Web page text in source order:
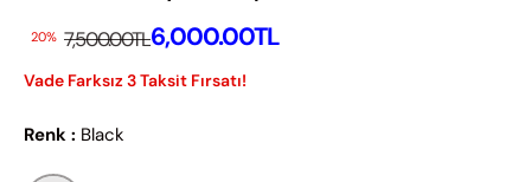
20% İndirimsiz Fiyat
7,500.00TLİndirimli Fiyatı
6,000.00TL
Vade Farksız 3 Taksit Fırsatı!
Renk : Black